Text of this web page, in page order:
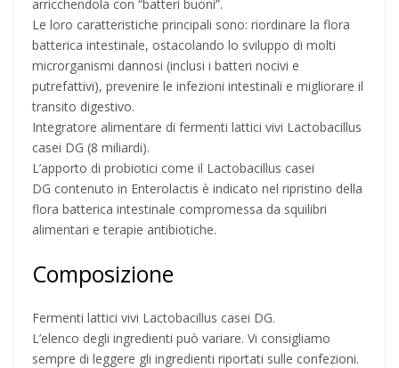
arricchendola con “batteri buoni”.
Le loro caratteristiche principali sono: riordinare la flora
batterica intestinale, ostacolando lo sviluppo di molti
microrganismi dannosi (inclusi i batteri nocivi e
putrefattivi), prevenire le infezioni intestinali e migliorare il
transito digestivo.
Integratore alimentare di fermenti lattici vivi Lactobacillus
casei DG (8 miliardi).
L’apporto di probiotici come il Lactobacillus casei
DG contenuto in Enterolactis è indicato nel ripristino della
flora batterica intestinale compromessa da squilibri
alimentari e terapie antibiotiche.
Composizione
Fermenti lattici vivi Lactobacillus casei DG.
L’elenco degli ingredienti può variare. Vi consigliamo
sempre di leggere gli ingredienti riportati sulle confezioni.